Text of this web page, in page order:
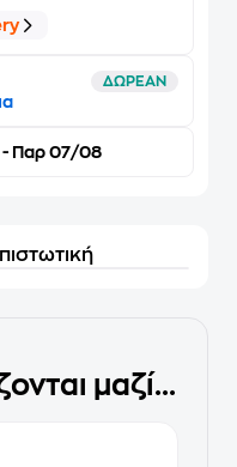
ΔΩΡΕΑΝ
Παρ 07/08
μαζί...